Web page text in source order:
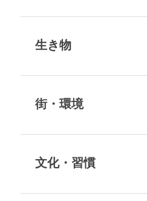
生き物
街・環境
文化・習慣